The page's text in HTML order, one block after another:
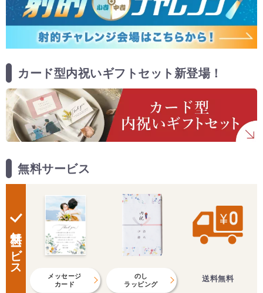
カード型内祝いギフトセット新登場！
無料サービス
無料サービス
メッセージ
カード
のし
ラッピング
送料無料